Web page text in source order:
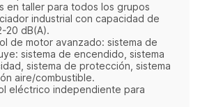
en taller para todos los grupos
industrial con capacidad de
20 dB(A).
de motor avanzado: sistema de
sistema de encendido, sistema
sistema de protección, sistema
aire/combustible.
eléctrico independiente para